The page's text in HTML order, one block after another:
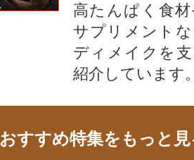
高たんぱく食
サプリメント
ディメイクを
紹介しています
おすすめ特集をもっと